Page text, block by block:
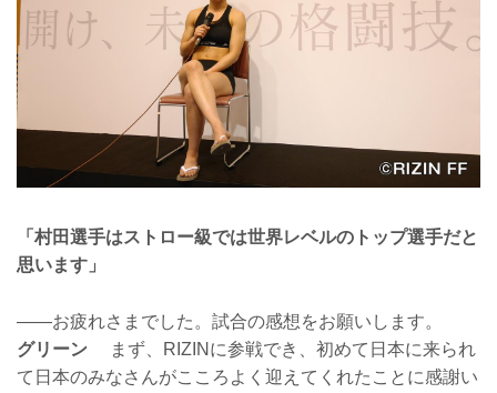
「村田選手はストロー級では世界レベルのトップ選手だと
思います」
――お疲れさまでした。試合の感想をお願いします。
グリーン
まず、RIZINに参戦でき、初めて日本に来られ
て日本のみなさんがこころよく迎えてくれたことに感謝い